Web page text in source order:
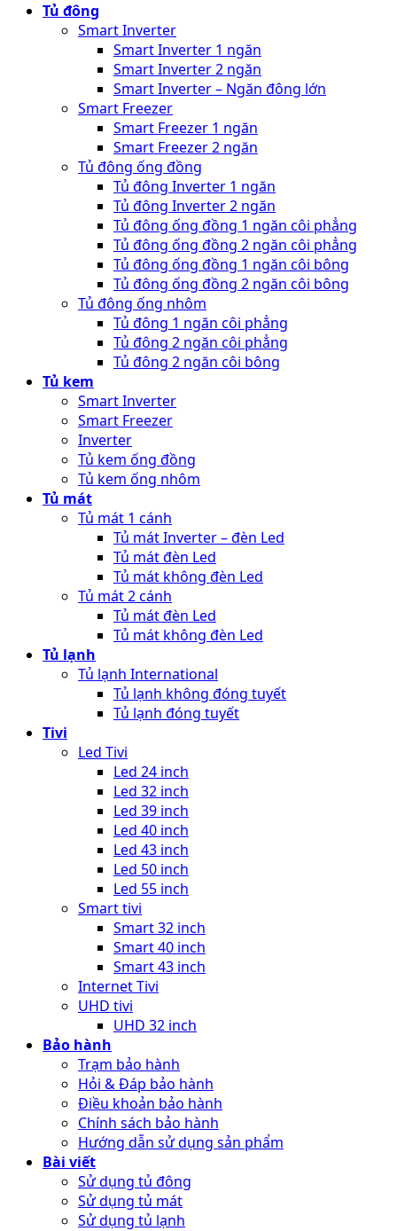
Tủ đông
Smart Inverter
Smart Inverter 1 ngăn
Smart Inverter 2 ngăn
Smart Inverter – Ngăn đông lớn
Smart Freezer
Smart Freezer 1 ngăn
Smart Freezer 2 ngăn
Tủ đông ống đồng
Tủ đông Inverter 1 ngăn
Tủ đông Inverter 2 ngăn
Tủ đông ống đồng 1 ngăn côi phẳng
Tủ đông ống đồng 2 ngăn côi phẳng
Tủ đông ống đồng 1 ngăn côi bông
Tủ đông ống đồng 2 ngăn côi bông
Tủ đông ống nhôm
Tủ đông 1 ngăn côi phẳng
Tủ đông 2 ngăn côi phẳng
Tủ đông 2 ngăn côi bông
Tủ kem
Smart Inverter
Smart Freezer
Inverter
Tủ kem ống đồng
Tủ kem ống nhôm
Tủ mát
Tủ mát 1 cánh
Tủ mát Inverter – đèn Led
Tủ mát đèn Led
Tủ mát không đèn Led
Tủ mát 2 cánh
Tủ mát đèn Led
Tủ mát không đèn Led
Tủ lạnh
Tủ lạnh International
Tủ lạnh không đóng tuyết
Tủ lạnh đóng tuyết
Tivi
Led Tivi
Led 24 inch
Led 32 inch
Led 39 inch
Led 40 inch
Led 43 inch
Led 50 inch
Led 55 inch
Smart tivi
Smart 32 inch
Smart 40 inch
Smart 43 inch
Internet Tivi
UHD tivi
UHD 32 inch
Bảo hành
Trạm bảo hành
Hỏi & Đáp bảo hành
Điều khoản bảo hành
Chính sách bảo hành
Hướng dẫn sử dụng sản phẩm
Bài viết
Sử dụng tủ đông
Sử dụng tủ mát
Sử dụng tủ lạnh